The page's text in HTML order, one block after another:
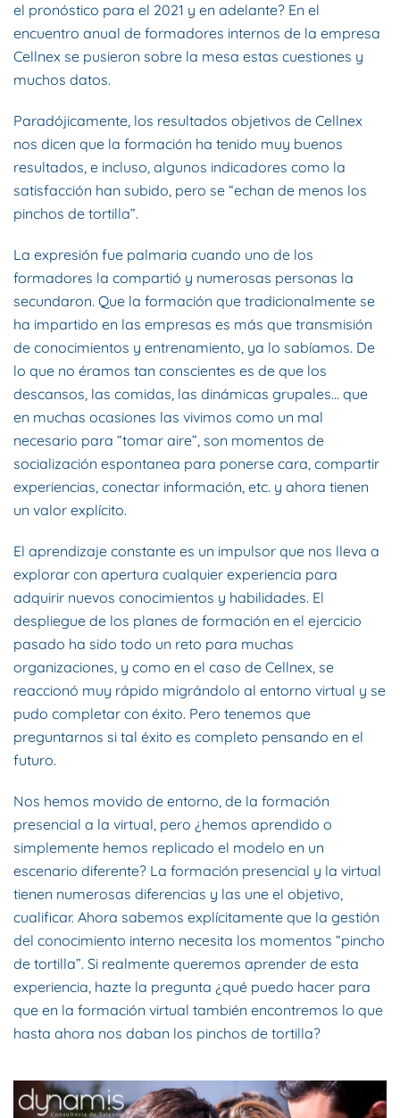
el pronóstico para el 2021 y en adelante? En el
encuentro anual de formadores internos de la empresa
Cellnex se pusieron sobre la mesa estas cuestiones y
muchos datos.
Paradójicamente, los resultados objetivos de Cellnex
nos dicen que la formación ha tenido muy buenos
resultados, e incluso, algunos indicadores como la
satisfacción han subido, pero se “echan de menos los
pinchos de tortilla”.
La expresión fue palmaria cuando uno de los
formadores la compartió y numerosas personas la
secundaron. Que la formación que tradicionalmente se
ha impartido en las empresas es más que transmisión
de conocimientos y entrenamiento, ya lo sabíamos. De
lo que no éramos tan conscientes es de que los
descansos, las comidas, las dinámicas grupales… que
en muchas ocasiones las vivimos como un mal
necesario para “tomar aire”, son momentos de
socialización espontanea para ponerse cara, compartir
experiencias, conectar información, etc. y ahora tienen
un valor explícito.
El aprendizaje constante es un impulsor que nos lleva a
explorar con apertura cualquier experiencia para
adquirir nuevos conocimientos y habilidades. El
despliegue de los planes de formación en el ejercicio
pasado ha sido todo un reto para muchas
organizaciones, y como en el caso de Cellnex, se
reaccionó muy rápido migrándolo al entorno virtual y se
pudo completar con éxito. Pero tenemos que
preguntarnos si tal éxito es completo pensando en el
futuro.
Nos hemos movido de entorno, de la formación
presencial a la virtual, pero ¿hemos aprendido o
simplemente hemos replicado el modelo en un
escenario diferente? La formación presencial y la virtual
tienen numerosas diferencias y las une el objetivo,
cualificar. Ahora sabemos explícitamente que la gestión
del conocimiento interno necesita los momentos “pincho
de tortilla”. Si realmente queremos aprender de esta
experiencia, hazte la pregunta ¿qué puedo hacer para
que en la formación virtual también encontremos lo que
hasta ahora nos daban los pinchos de tortilla?